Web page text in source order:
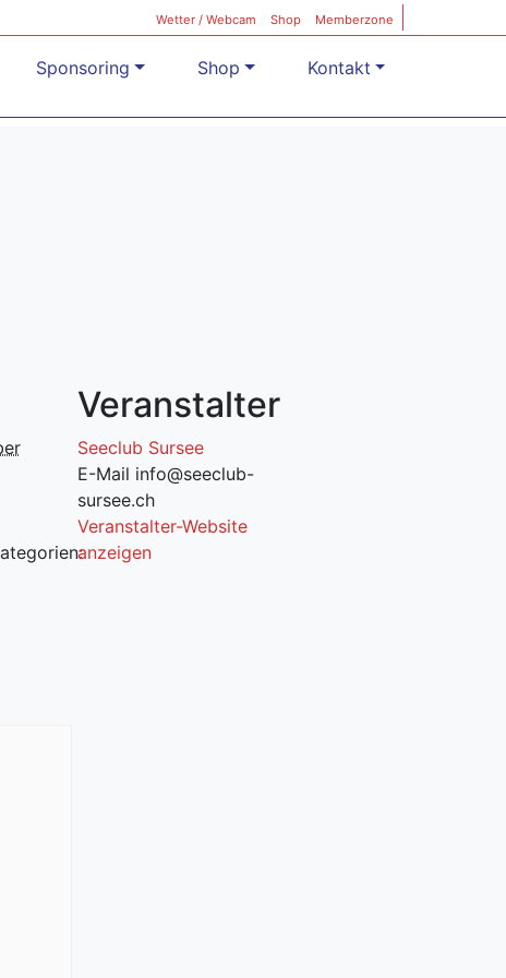
Wetter / Webcam Shop Memberzone
Sponsoring Shop Kontakt
Veranstalter
Seeclub Sursee
E-Mail info@seeclub-
sursee.ch
Veranstalter-Website
anzeigen